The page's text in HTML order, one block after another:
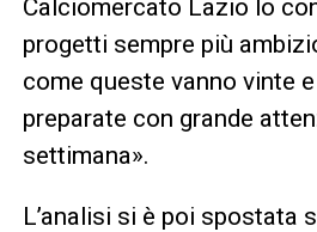
Calciomercato Lazio lo
progetti sempre più
come queste vanno vinte
preparate con grande
settimana».
L’analisi si è poi spostata